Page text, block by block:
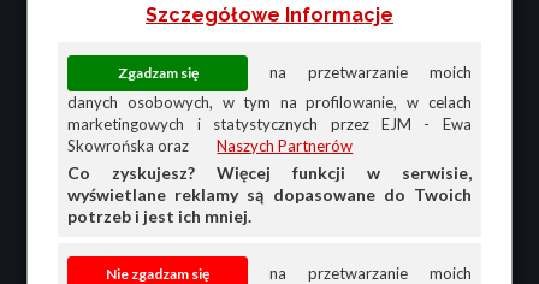
Szczegółowe Informacje
na przetwarzanie moich
danych osobowych, w tym na profilowanie, w celach
marketingowych i statystycznych przez EJM - Ewa
Skowrońska oraz
Naszych Partnerów
Co zyskujesz? Więcej funkcji w serwisie,
wyświetlane reklamy są dopasowane do Twoich
potrzeb i jest ich mniej.
na przetwarzanie moich